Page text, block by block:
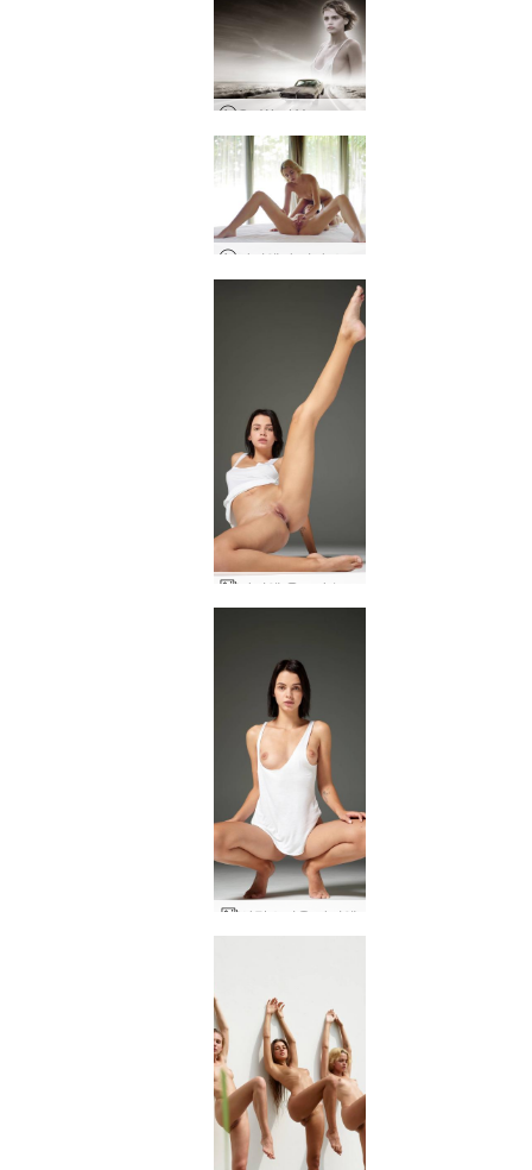
Go West Young Girl
아리엘 울트라 누드
사랑스러운 아리엘